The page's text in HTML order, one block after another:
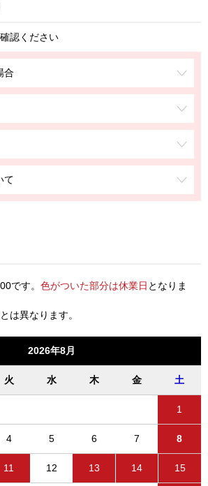
認ください
合
て
です。 色がついた部分は休業日 となりま
は異なります。
2026年8月
火 水 木 金 土
1
4 5 6 7 8
11 12 13 14 15